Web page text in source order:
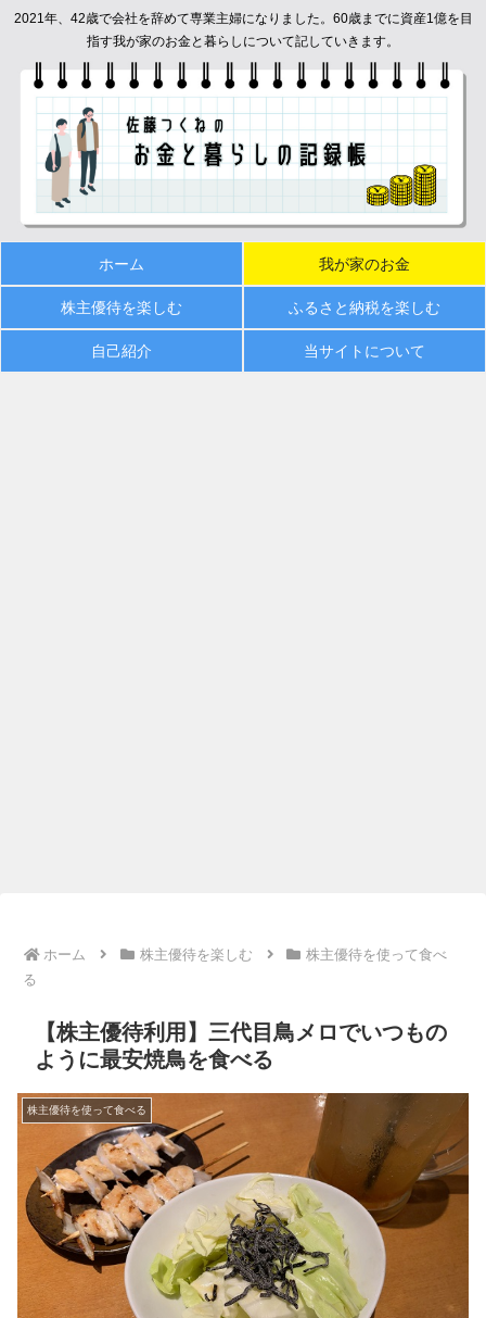
2021年、42歳で会社を辞めて専業主婦になりました。60歳までに資産1億を目
指す我が家のお金と暮らしについて記していきます。
ホーム 我が家のお金
株主優待を楽しむ ふるさと納税を楽しむ
自己紹介 当サイトについて
ホーム 株主優待を楽しむ
株主優待を使って食べ
る
【株主優待利用】三代目鳥メロでいつもの
ように最安焼鳥を食べる
株主優待を使って食べる